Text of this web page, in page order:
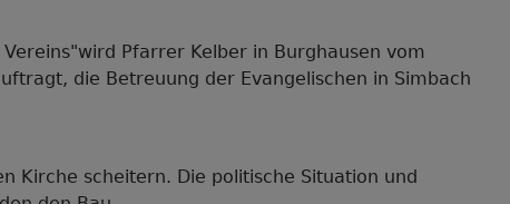
Pfarrer Kelber in Burghausen vom
die Betreuung der Evangelischen in Simbach
Kirche scheitern. Die politische Situation und